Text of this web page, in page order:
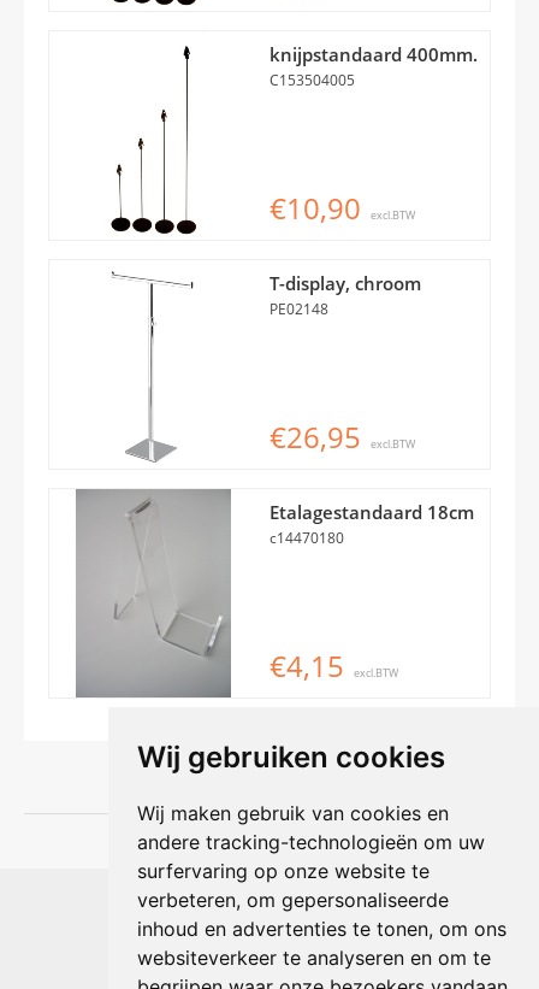
Wij gebruiken cookies
Wij maken gebruik van cookies en
andere tracking-technologieën om uw
surfervaring op onze website te
verbeteren, om gepersonaliseerde
inhoud en advertenties te tonen, om ons
websiteverkeer te analyseren en om te
knijpstandaard 400mm.
C153504005
€10,90 excl.BTW
T-display, chroom
PE02148
€26,95 excl.BTW
Etalagestandaard 18cm
c14470180
€4,15 excl.BTW
Shophouse online
Max Planckstraat 4
6716 BE Ede, Nederland
Telefoon:+31(0)318 618 121